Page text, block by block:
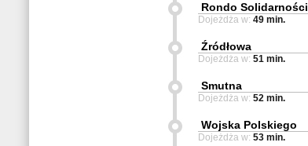
Rondo Solidarności
Dojeżdża w: 49 min.
Źródłowa
Dojeżdża w: 51 min.
Smutna
Dojeżdża w: 52 min.
Wojska Polskiego
Dojeżdża w: 53 min.